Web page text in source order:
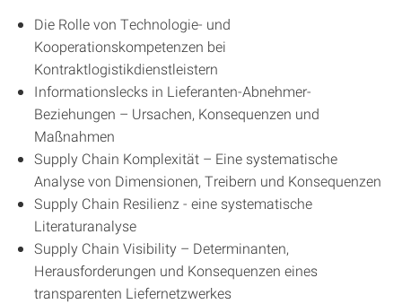
Die Rolle von Technologie- und
Kooperationskompetenzen bei
Kontraktlogistikdienstleistern
Informationslecks in Lieferanten-Abnehmer-
Beziehungen – Ursachen, Konsequenzen und
Maßnahmen
Supply Chain Komplexität – Eine systematische
Analyse von Dimensionen, Treibern und Konsequenzen
Supply Chain Resilienz - eine systematische
Literaturanalyse
Supply Chain Visibility – Determinanten,
Herausforderungen und Konsequenzen eines
transparenten Liefernetzwerkes